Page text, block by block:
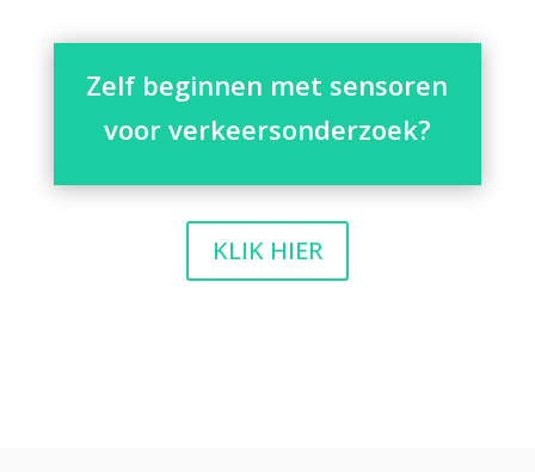
Zelf beginnen met sensoren
voor verkeersonderzoek?
KLIK HIER